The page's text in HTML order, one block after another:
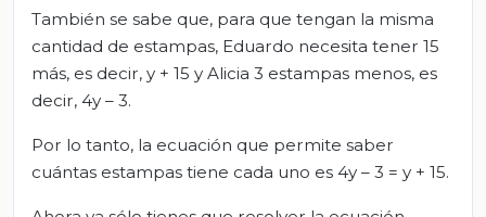
También se sabe que, para que tengan la misma
cantidad de estampas, Eduardo necesita tener 15
más, es decir, y + 15 y Alicia 3 estampas menos, es
decir, 4y – 3.
Por lo tanto, la ecuación que permite saber
cuántas estampas tiene cada uno es 4y – 3 = y + 15.